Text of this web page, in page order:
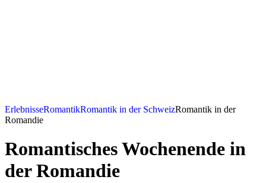
ErlebnisseRomantikRomantik in der SchweizRomantik in der
Romandie
Romantisches Wochenende in
der Romandie